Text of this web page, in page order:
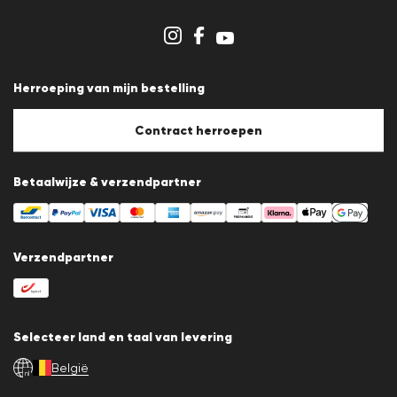
Afdruk
Cookiebeleid
Herroeping van mijn bestelling
Contract herroepen
Betaalwijze & verzendpartner
Verzendpartner
Selecteer land en taal van levering
nl België